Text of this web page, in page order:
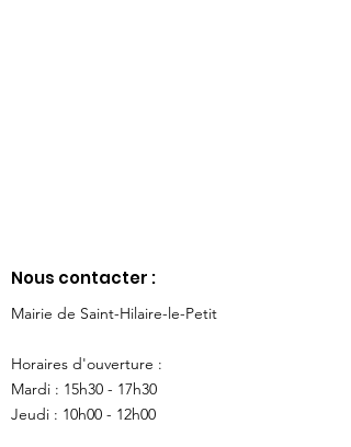
Nous contacter :
Mairie de Saint-Hilaire-le-Petit
Horaires d'ouverture :
Mardi : 15h30 - 17h30
Jeudi : 10h00 - 12h00